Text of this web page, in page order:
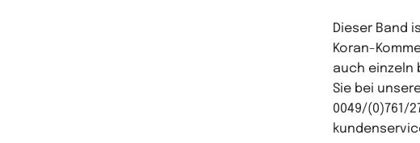
Dieser Band
Koran-
auch einzeln
Sie bei
0049/(0)761/